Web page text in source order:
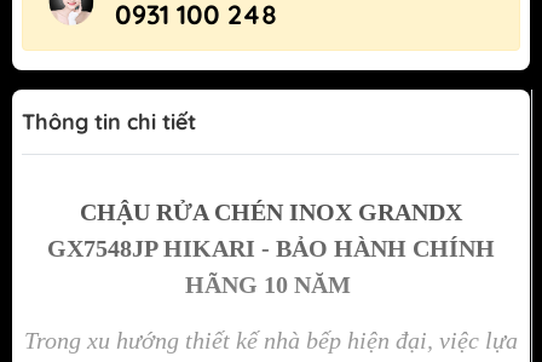
0931 100 248
Thông tin chi tiết
CHẬU RỬA CHÉN INOX GRANDX
GX7548JP HIKARI - BẢO HÀNH CHÍNH
HÃNG 10 NĂM
Trong xu hướng thiết kế nhà bếp hiện đại, việc lựa